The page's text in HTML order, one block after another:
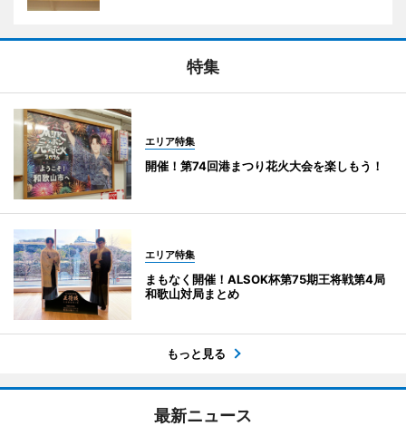
特集
エリア特集
開催！第74回港まつり花火大会を楽しもう！
エリア特集
まもなく開催！ALSOK杯第75期王将戦第4局
和歌山対局まとめ
もっと見る
最新ニュース